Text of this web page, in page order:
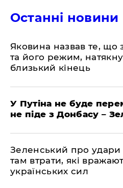
Останні новини
Яковина назвав те, що
та його режим,
близький кінець
У Путіна не буде
не піде з Донбасу –
Зеленський про
там втрати, які
українських сил